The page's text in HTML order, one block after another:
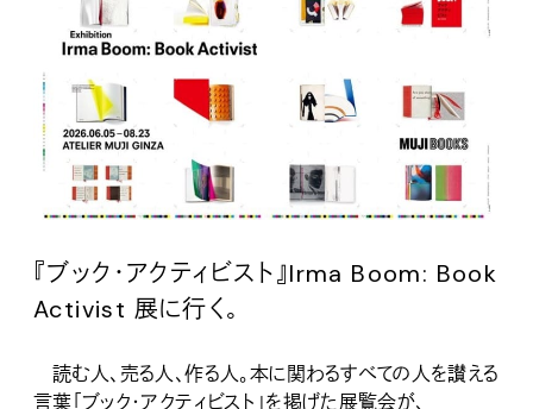
『ブック・アクティビスト』Irma Boom: Book
Activist 展に行く。
読む人、売る人、作る人。本に関わるすべての人を讃える
言葉「ブック・アクティビスト」を掲げた展覧会が、